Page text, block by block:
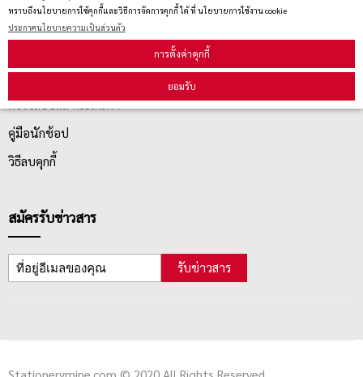
ทราบถึงนโยบายการใช้คุกกี้และวิธีการจัดการคุกกี้ ได้ ที่ นโยบายการใช้งาน cookie
ประกาศนโยบายความเป็นส่วนตัว
การตั้งค่าคุกกี้
ยอมรับ
ตรวจสอบสถานะสินค้า
คู่มือนักช้อป
วิธีลบคุกกี้
สมัครรับข่าวสาร
รับข่าวสาร